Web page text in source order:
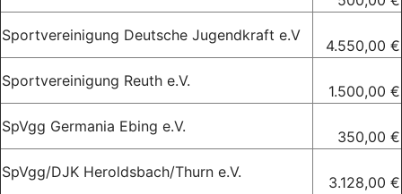
Sportvereinigung Deutsche Jugendkraft e.V
4.550,00 €
Sportvereinigung Reuth e.V.
1.500,00 €
SpVgg Germania Ebing e.V.
350,00 €
SpVgg/DJK Heroldsbach/Thurn e.V.
3.128,00 €